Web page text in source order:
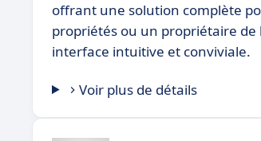
offrant une solution complète
propriétés ou un propriétaire
interface intuitive et conviviale.
Voir plus de détails